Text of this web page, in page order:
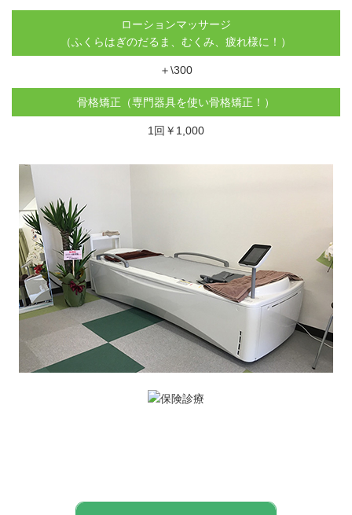
ローションマッサージ
（ふくらはぎのだるま、むくみ、疲れ様に！）
＋\300
骨格矯正（専門器具を使い骨格矯正！）
1回￥1,000